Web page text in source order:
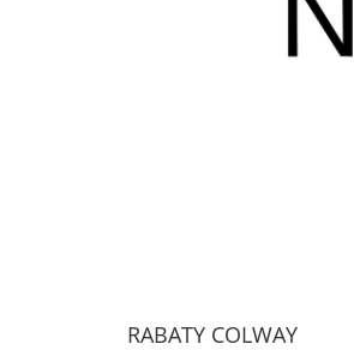
RABATY COLWAY